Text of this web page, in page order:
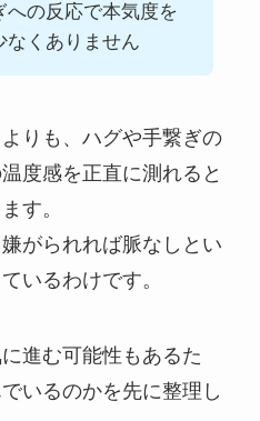
への反応で本気度を
なくありません
りも、ハグや手繋ぎの
度感を正直に測れると
す。
がられれば脈なしとい
いるわけです。
進む可能性もあるた
いるのかを先に整理し